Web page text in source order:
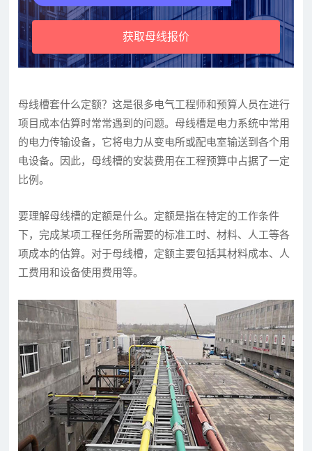
获取母线报价
母线槽套什么定额？这是很多电气工程师和预算人员在进行
项目成本估算时常常遇到的问题。母线槽是电力系统中常用
的电力传输设备，它将电力从变电所或配电室输送到各个用
电设备。因此，母线槽的安装费用在工程预算中占据了一定
比例。
要理解母线槽的定额是什么。定额是指在特定的工作条件
下，完成某项工程任务所需要的标准工时、材料、人工等各
项成本的估算。对于母线槽，定额主要包括其材料成本、人
工费用和设备使用费用等。